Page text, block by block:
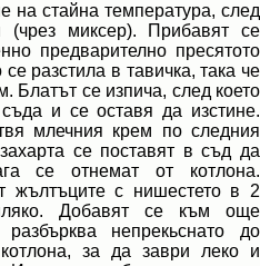
на стайна температура, след
миксер). Прибавят се
предварително пресятото
разстила в тавичка, така че
Блатът се изпича, след което
и се оставя да изстине.
млечния крем по следния
се поставят в съд да
се отнемат от котлона.
жълтъците с нишестето в 2
Добавят се към още
непрекьснато до
за да заври леко и